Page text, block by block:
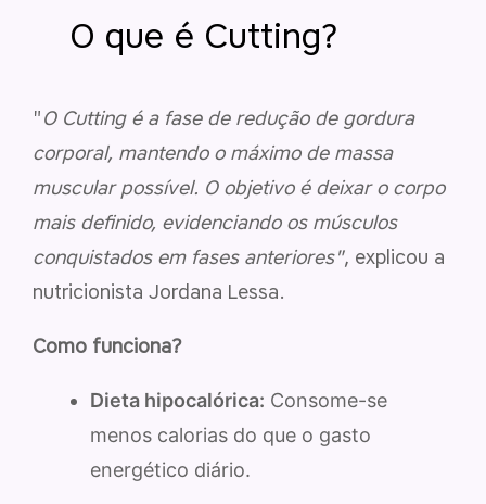
O que é Cutting?
"O Cutting é a fase de redução de gordura
corporal, mantendo o máximo de massa
muscular possível. O objetivo é deixar o corpo
mais definido, evidenciando os músculos
conquistados em fases anteriores", explicou a
nutricionista Jordana Lessa.
Como funciona?
Dieta hipocalórica: Consome-se
menos calorias do que o gasto
energético diário.